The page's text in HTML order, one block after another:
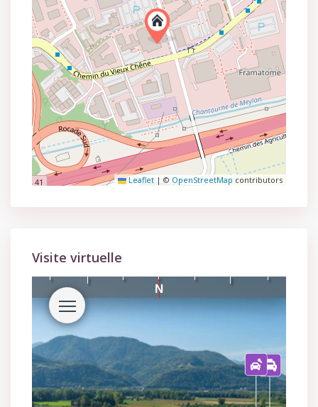
Leaflet | © OpenStreetMap contributors
Visite virtuelle